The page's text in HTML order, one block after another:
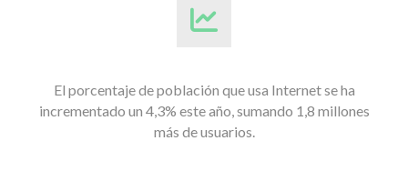
El porcentaje de población que usa Internet se ha
incrementado un 4,3% este año, sumando 1,8 millones
más de usuarios.